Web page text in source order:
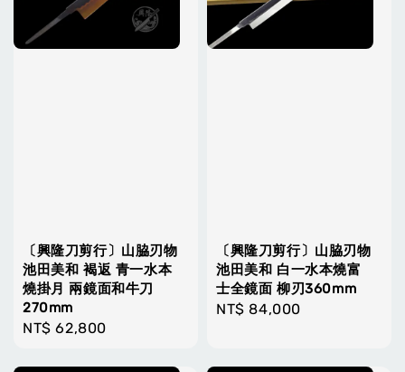
〔興隆刀剪行〕山脇刃物
池田美和 褐返 青一水本
燒掛月 兩鏡面和牛刀
270mm
Regular
NT$ 62,800
〔興隆刀剪行〕山脇刃物
池田美和 白一水本燒富
士全鏡面 柳刃360mm
Regular
NT$ 84,000